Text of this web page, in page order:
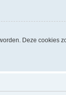
Deze